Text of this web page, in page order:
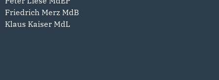
Friedrich Merz MdB
Klaus Kaiser MdL